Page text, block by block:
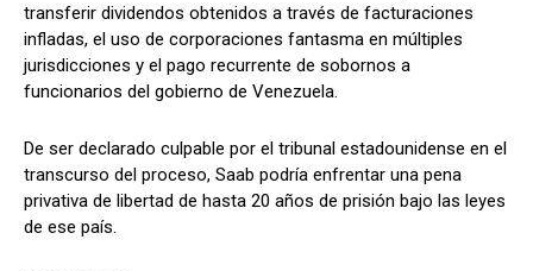
transferir dividendos obtenidos a través de facturaciones
infladas, el uso de corporaciones fantasma en múltiples
jurisdicciones y el pago recurrente de sobornos a
funcionarios del gobierno de Venezuela.
De ser declarado culpable por el tribunal estadounidense en el
transcurso del proceso, Saab podría enfrentar una pena
privativa de libertad de hasta 20 años de prisión bajo las leyes
de ese país.